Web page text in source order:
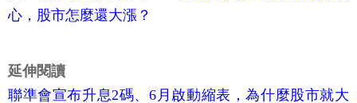
心，股市怎麼還大漲？
延伸閱讀
聯準會宣布升息2碼、6月啟動縮表，為什麼股市就大